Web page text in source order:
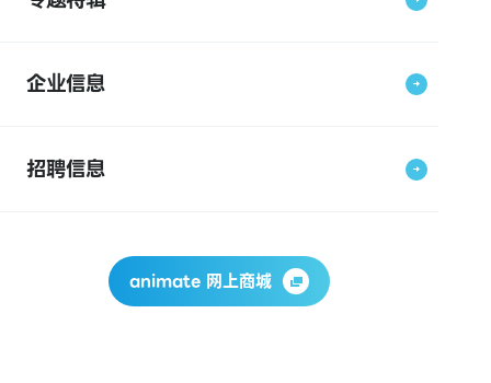
企业信息
招聘信息
animate 网上商城